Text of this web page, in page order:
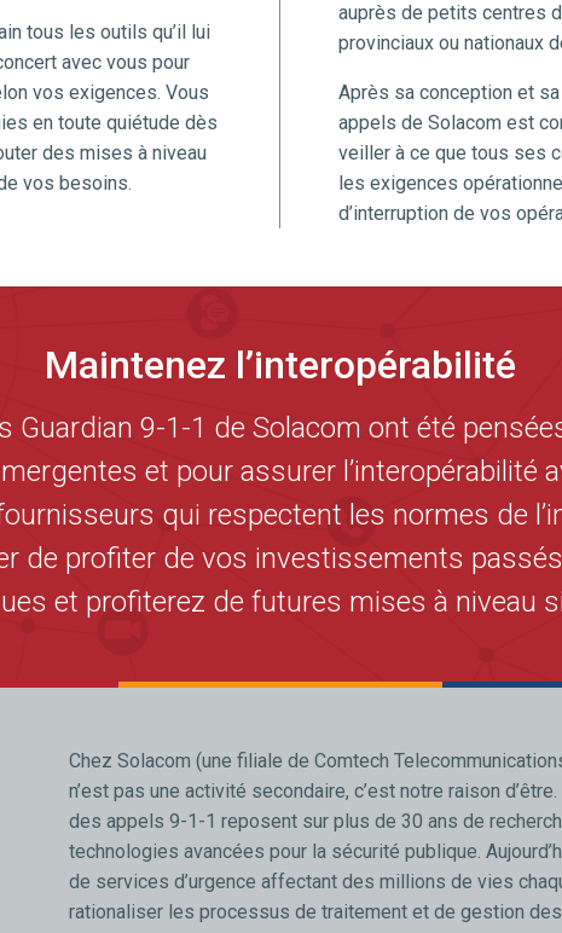
tous les outils qu’il lui
avec vous pour
vos exigences. Vous
en toute quiétude dès
des mises à niveau
vos besoins.
auprès de petits centres
provinciaux ou nationaux
Après sa conception et
appels de Solacom est
veiller à ce que tous ses
les exigences
d’interruption de vos
Maintenez l’interopérabilité
Guardian 9-1-1 de Solacom ont été
et pour assurer l’interopérabilité
qui respectent les normes de
de profiter de vos investissements
et profiterez de futures mises à niveau
Chez Solacom (une filiale de Comtech
n’est pas une activité secondaire, c’est notre raison
des appels 9-1-1 reposent sur plus de 30 ans de
technologies avancées pour la sécurité publique.
de services d’urgence affectant des millions de vies
rationaliser les processus de traitement et de gestion